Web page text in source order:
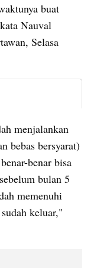
buat
Nauval
Selasa
menjalankan
bebas bersyarat)
benar bisa
bulan 5
memenuhi
keluar,"